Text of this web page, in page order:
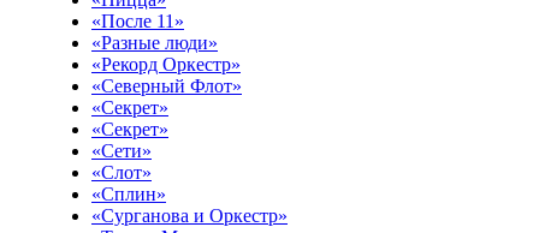
«После 11»
«Разные люди»
«Рекорд Оркестр»
«Северный Флот»
«Секрет»
«Секрет»
«Сети»
«Слот»
«Сплин»
«Сурганова и Оркестр»